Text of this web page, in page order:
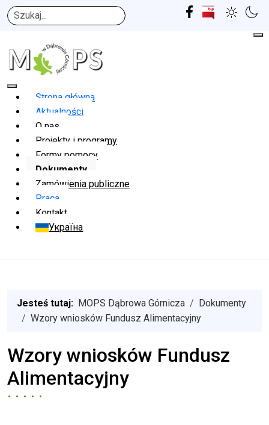
Szukaj
Strona główna
Aktualności
O nas
Projekty i programy
Formy pomocy
Dokumenty
Zamówienia publiczne
Praca
Kontakt
Україна
Jesteś tutaj: MOPS Dąbrowa Górnicza
Dokumenty
Wzory wniosków Fundusz Alimentacyjny
Wzory wniosków Fundusz
Alimentacyjny